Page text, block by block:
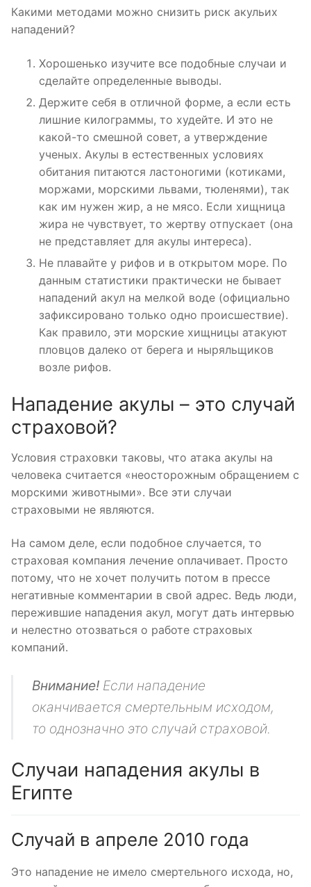
Какими методами можно снизить риск акульих
нападений?
Хорошенько изучите все подобные случаи и
сделайте определенные выводы.
Держите себя в отличной форме, а если есть
лишние килограммы, то худейте. И это не
какой-то смешной совет, а утверждение
ученых. Акулы в естественных условиях
обитания питаются ластоногими (котиками,
моржами, морскими львами, тюленями), так
как им нужен жир, а не мясо. Если хищница
жира не чувствует, то жертву отпускает (она
не представляет для акулы интереса).
Не плавайте у рифов и в открытом море. По
данным статистики практически не бывает
нападений акул на мелкой воде (официально
зафиксировано только одно происшествие).
Как правило, эти морские хищницы атакуют
пловцов далеко от берега и ныряльщиков
возле рифов.
Нападение акулы – это случай
страховой?
Условия страховки таковы, что атака акулы на
человека считается «неосторожным обращением с
морскими животными». Все эти случаи
страховыми не являются.
На самом деле, если подобное случается, то
страховая компания лечение оплачивает. Просто
потому, что не хочет получить потом в прессе
негативные комментарии в свой адрес. Ведь люди,
пережившие нападения акул, могут дать интервью
и нелестно отозваться о работе страховых
компаний.
Внимание! Если нападение
оканчивается смертельным исходом,
то однозначно это случай страховой.
Случаи нападения акулы в
Египте
Случай в апреле 2010 года
Это нападение не имело смертельного исхода, но,